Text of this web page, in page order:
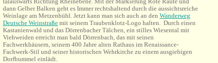
dann Gelber Balken geht es Immer rechtshaltend durch die aussichtsreiche
Weinlage am Metzenbühl. Jetzt kann man sich auch an den Wanderweg
Deutsche Weinstraße mit seinem Traubenklotz-Logo halten. Durch einen
Kastanienwald und das Dörrenbacher Tälchen, ein stilles Wiesental mit
Viehweiden erreicht man bald Dörrenbach, das mit seinen
Fachwerkhäusern, seinem 400 Jahre alten Rathaus im Renaissance-
Fachwerk-Stil und seiner historischen Wehrkirche zu einem ausgiebigen
Dorfbummel einlädt.